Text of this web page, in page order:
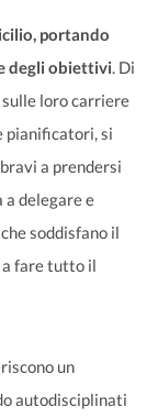
portando
degli obiettivi. Di
loro carriere
pianificatori, si
a prendersi
delegare e
soddisfano il
a fare tutto il
un
autodisciplinati